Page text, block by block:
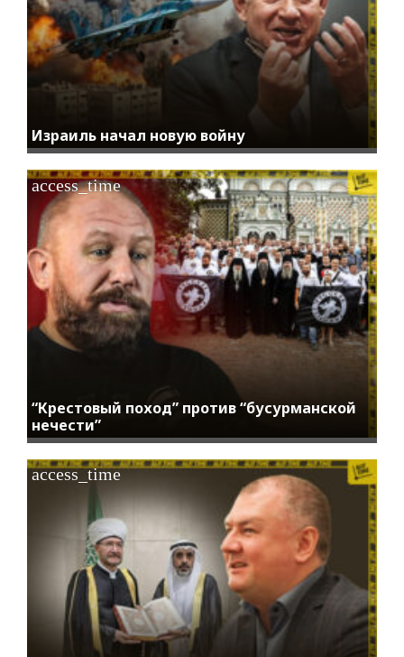
Израиль начал новую войну
“Крестовый поход” против “бусурманской
нечести”
access_time
access_time